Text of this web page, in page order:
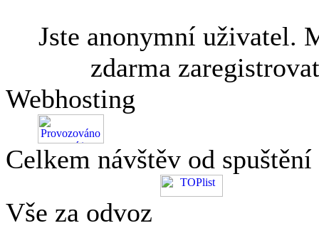
Jste anonymní uživatel.
zdarma
Webhosting
Celkem návštěv od
Vše za odvoz